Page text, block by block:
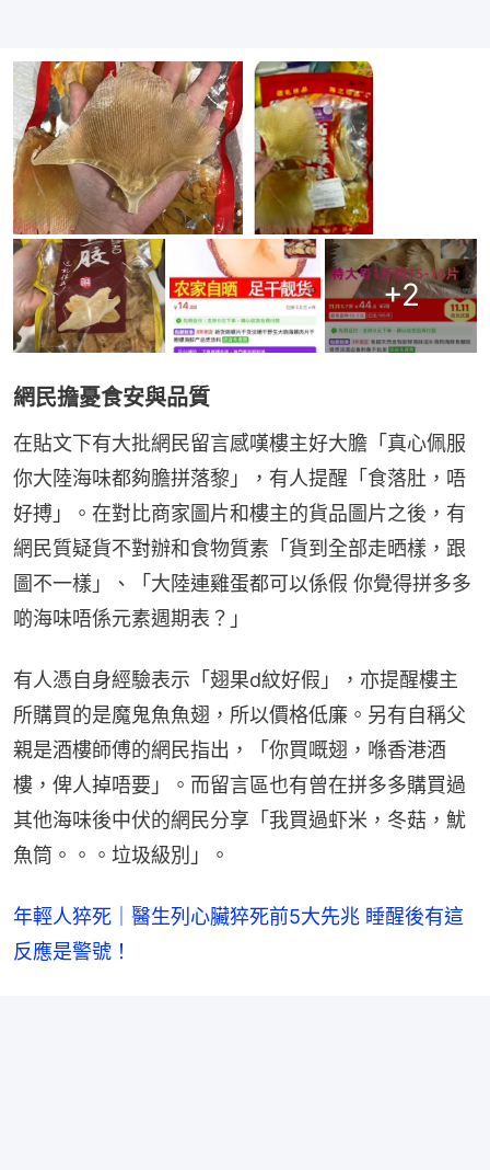
+2
網民擔憂食安與品質
在貼文下有大批網民留言感嘆樓主好大膽「真心佩服
你大陸海味都夠膽拼落黎」，有人提醒「食落肚，唔
好搏」。在對比商家圖片和樓主的貨品圖片之後，有
網民質疑貨不對辦和食物質素「貨到全部走晒樣，跟
圖不一樣」、「大陸連雞蛋都可以係假 你覺得拼多多
啲海味唔係元素週期表？」
有人憑自身經驗表示「翅果d紋好假」，亦提醒樓主
所購買的是魔鬼魚魚翅，所以價格低廉。另有自稱父
親是酒樓師傅的網民指出，「你買嘅翅，喺香港酒
樓，俾人掉唔要」。而留言區也有曾在拼多多購買過
其他海味後中伏的網民分享「我買過虾米，冬菇，魷
魚筒。。。垃圾級別」。
年輕人猝死｜醫生列心臟猝死前5大先兆 睡醒後有這
反應是警號！